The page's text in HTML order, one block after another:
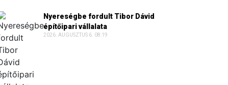
Nyereségbe fordult Tibor Dávid
építőipari vállalata
2026. AUGUSZTUS 6. 08:19